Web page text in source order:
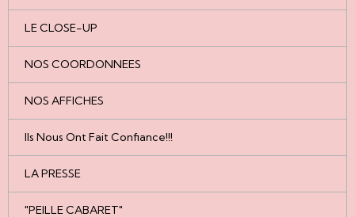
LE CLOSE-UP
NOS COORDONNEES
NOS AFFICHES
Ils Nous Ont Fait Confiance!!!
LA PRESSE
"PEILLE CABARET"